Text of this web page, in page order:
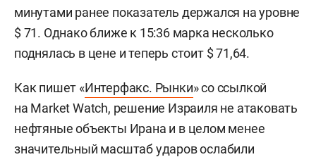
минутами ранее показатель держался на уровне
$ 71. Однако ближе к 15:36 марка несколько
поднялась в цене и теперь стоит $ 71,64.
Как пишет «Интерфакс. Рынки» со ссылкой
на Market Watch, решение Израиля не атаковать
нефтяные объекты Ирана и в целом менее
значительный масштаб ударов ослабили